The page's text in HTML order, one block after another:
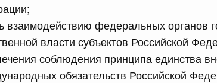
взаимодействию федеральных органов
власти субъектов Российской
соблюдения принципа единства
обязательств Российской
Федерации от 23.07.2026 г. № 928
Российской Федерации от 20 июля 2011 г.